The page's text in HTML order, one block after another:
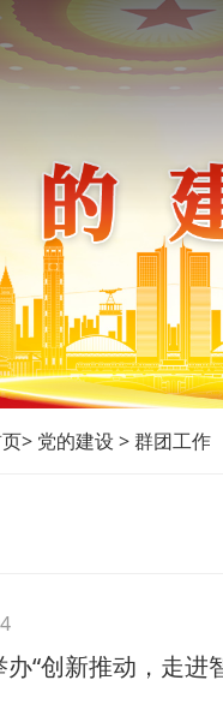
> 党的建设 >群团工作
新推动，走进智博”青年